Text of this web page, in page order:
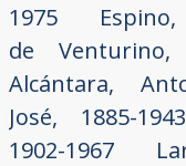
1975
de Venturino,
Alcántara,
José, 1885-1943
1902-1967